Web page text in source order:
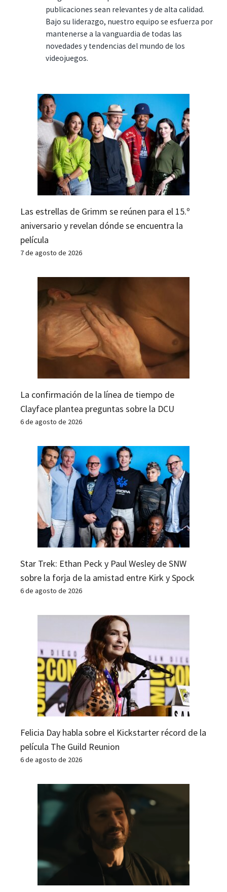
publicaciones sean relevantes y de alta calidad.
Bajo su liderazgo, nuestro equipo se esfuerza por
mantenerse a la vanguardia de todas las
novedades y tendencias del mundo de los
videojuegos.
Las estrellas de Grimm se reúnen para el 15.º
aniversario y revelan dónde se encuentra la
película
7 de agosto de 2026
La confirmación de la línea de tiempo de
Clayface plantea preguntas sobre la DCU
6 de agosto de 2026
Star Trek: Ethan Peck y Paul Wesley de SNW
sobre la forja de la amistad entre Kirk y Spock
6 de agosto de 2026
Felicia Day habla sobre el Kickstarter récord de la
película The Guild Reunion
6 de agosto de 2026